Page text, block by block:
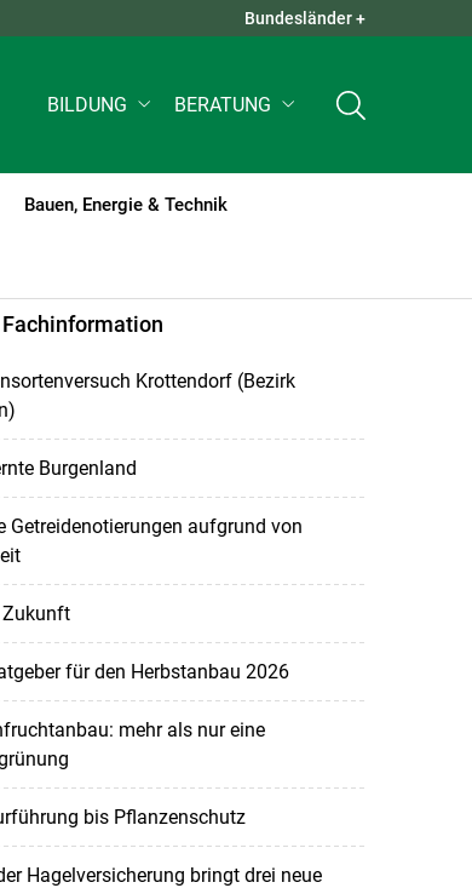
QUICK LINKS +
Bundesländer +
BILDUNG BERATUNG
Bauen, Energie & Technik
Krottendorf (Bezirk
Burgenland
Getreidenotierungen aufgrund von
Zukunft
für den Herbstanbau 2026
mehr als nur eine
bis Pflanzenschutz
Hagelversicherung bringt drei neue